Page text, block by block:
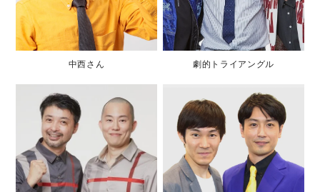
中西さん 劇的トライアングル